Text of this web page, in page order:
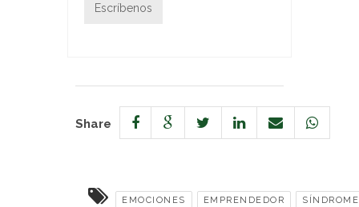
Escríbenos
Share
EMOCIONES EMPRENDEDOR
SÍNDROME